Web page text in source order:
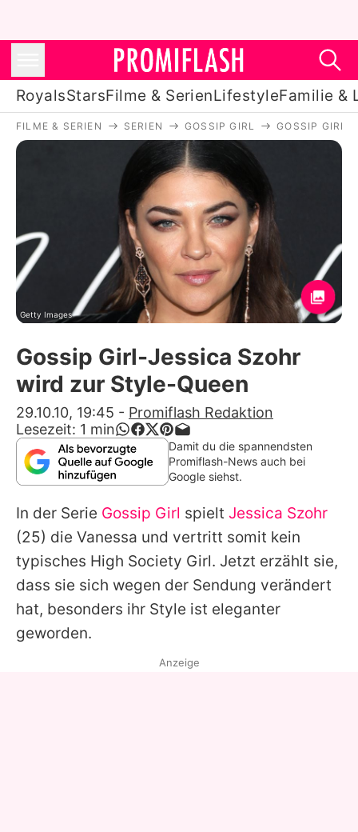
RoyalsStarsFilme & SerienLifestyleFamilie &
Royals
Stars
Filme & Serien
Lifestyle
Familie & Liebe
Promiflash Exklusiv
Alle Themen auf Promiflash
App runterladen
Team
Redaktionelle Richtlinien
Impressum
Datenschutzerklärung
Nutzungsbedingungen
FILME & SERIEN SERIEN GOSSIP GIRL GOSSIP GIRL-
Getty Images
Gossip Girl-Jessica Szohr
wird zur Style-Queen
29.10.10, 19:45 - Promiflash Redaktion
Lesezeit: 1 min
Damit du die spannendsten
Promiflash-News auch bei
Google siehst.
In der Serie Gossip Girl spielt Jessica Szohr
(25) die Vanessa und vertritt somit kein
typisches High Society Girl. Jetzt erzählt sie,
dass sie sich wegen der Sendung verändert
hat, besonders ihr Style ist eleganter
geworden.
Anzeige